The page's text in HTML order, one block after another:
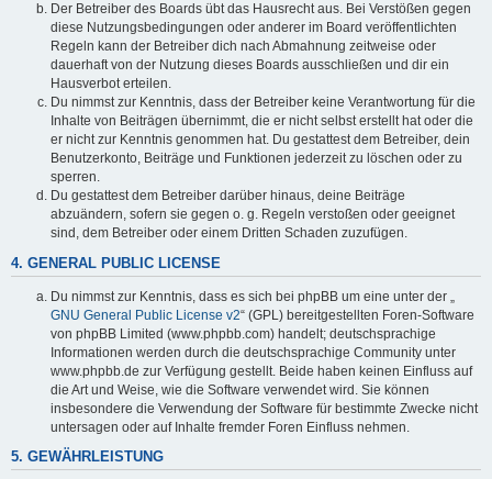
Der Betreiber des Boards übt das Hausrecht aus. Bei Verstößen gegen
diese Nutzungsbedingungen oder anderer im Board veröffentlichten
Regeln kann der Betreiber dich nach Abmahnung zeitweise oder
dauerhaft von der Nutzung dieses Boards ausschließen und dir ein
Hausverbot erteilen.
Du nimmst zur Kenntnis, dass der Betreiber keine Verantwortung für die
Inhalte von Beiträgen übernimmt, die er nicht selbst erstellt hat oder die
er nicht zur Kenntnis genommen hat. Du gestattest dem Betreiber, dein
Benutzerkonto, Beiträge und Funktionen jederzeit zu löschen oder zu
sperren.
Du gestattest dem Betreiber darüber hinaus, deine Beiträge
abzuändern, sofern sie gegen o. g. Regeln verstoßen oder geeignet
sind, dem Betreiber oder einem Dritten Schaden zuzufügen.
4. GENERAL PUBLIC LICENSE
Du nimmst zur Kenntnis, dass es sich bei phpBB um eine unter der „
GNU General Public License v2“ (GPL) bereitgestellten Foren-Software
von phpBB Limited (www.phpbb.com) handelt; deutschsprachige
Informationen werden durch die deutschsprachige Community unter
www.phpbb.de zur Verfügung gestellt. Beide haben keinen Einfluss auf
die Art und Weise, wie die Software verwendet wird. Sie können
insbesondere die Verwendung der Software für bestimmte Zwecke nicht
untersagen oder auf Inhalte fremder Foren Einfluss nehmen.
5. GEWÄHRLEISTUNG